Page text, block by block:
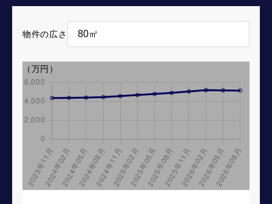
物件の広さ
（万円）